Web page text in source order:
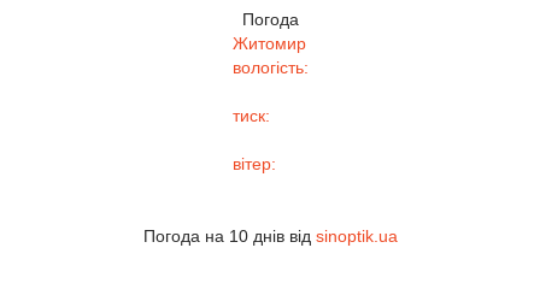
Погода
Житомир
вологість:
тиск:
вітер:
Погода на 10 днів від sinoptik.ua